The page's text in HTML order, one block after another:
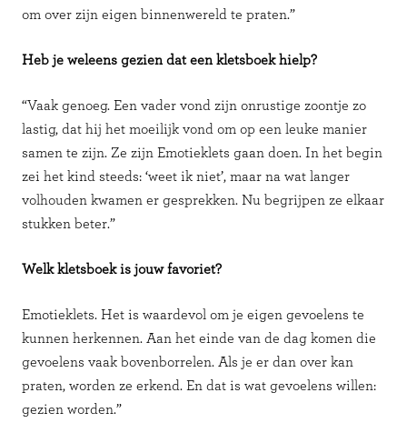
om over zijn eigen binnenwereld te praten.”
Heb je weleens gezien dat een kletsboek hielp?
“Vaak genoeg. Een vader vond zijn onrustige zoontje zo
lastig, dat hij het moeilijk vond om op een leuke manier
samen te zijn. Ze zijn Emotieklets gaan doen. In het begin
zei het kind steeds: ‘weet ik niet’, maar na wat langer
volhouden kwamen er gesprekken. Nu begrijpen ze elkaar
stukken beter.”
Welk kletsboek is jouw favoriet?
Emotieklets. Het is waardevol om je eigen gevoelens te
kunnen herkennen. Aan het einde van de dag komen die
gevoelens vaak bovenborrelen. Als je er dan over kan
praten, worden ze erkend. En dat is wat gevoelens willen:
gezien worden.”